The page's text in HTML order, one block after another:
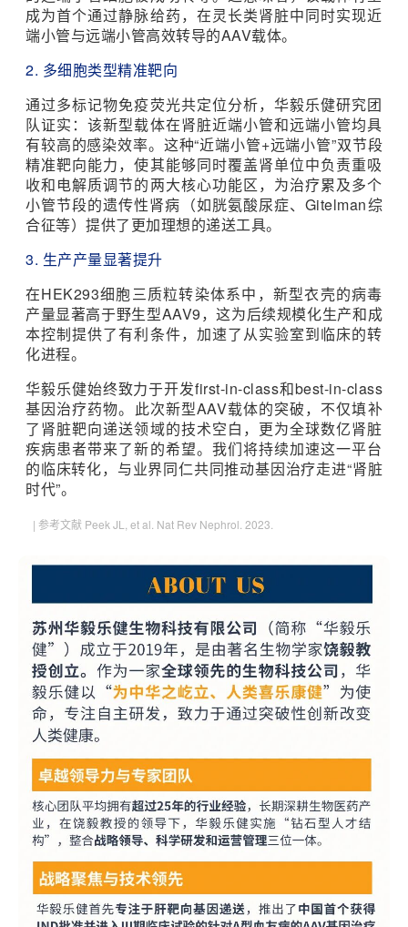
成为首个通过静脉给药，在灵长类肾脏中同时实现近
端小管与远端小管高效转导的AAV载体。
2. 多细胞类型精准靶向
通过多标记物免疫荧光共定位分析，华毅乐健研究团
队证实：该新型载体在肾脏近端小管和远端小管均具
有较高的感染效率。这种“近端小管+远端小管”双节段
精准靶向能力，使其能够同时覆盖肾单位中负责重吸
收和电解质调节的两大核心功能区，为治疗累及多个
小管节段的遗传性肾病（如胱氨酸尿症、Gitelman综
合征等）提供了更加理想的递送工具。
3. 生产产量显著提升
在HEK293细胞三质粒转染体系中，新型衣壳的病毒
产量显著高于野生型AAV9，这为后续规模化生产和成
本控制提供了有利条件，加速了从实验室到临床的转
化进程。
华毅乐健始终致力于开发first-in-class和best-in-class
基因治疗药物。此次新型AAV载体的突破，不仅填补
了肾脏靶向递送领域的技术空白，更为全球数亿肾脏
疾病患者带来了新的希望。我们将持续加速这一平台
的临床转化，与业界同仁共同推动基因治疗走进“肾脏
时代”。
| 参考文献 Peek JL, et al. Nat Rev Nephrol. 2023.